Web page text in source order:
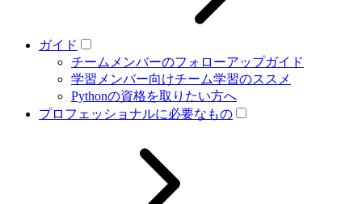
ガイド
チームメンバーのフォローアップガイド
学習メンバー向けチーム学習のススメ
Pythonの資格を取りたい方へ
プロフェッショナルに必要なもの